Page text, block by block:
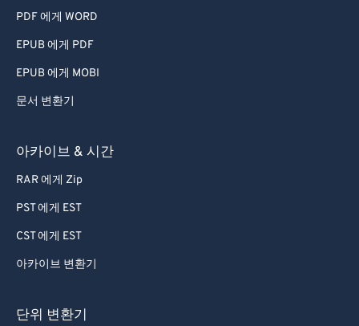
PDF 에게 WORD
EPUB 에게 PDF
EPUB 에게 MOBI
문서 변환기
아카이브 & 시간
RAR 에게 Zip
PST 에게 EST
CST 에게 EST
아카이브 변환기
단위 변환기